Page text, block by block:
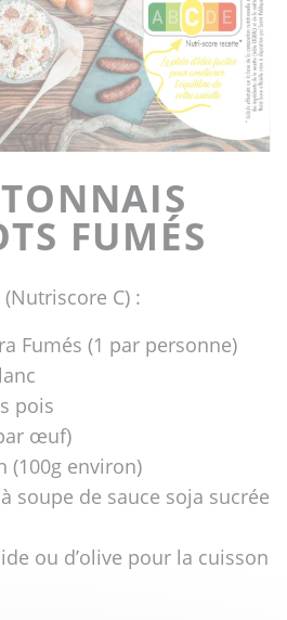
FUMÉS
C) :
Fumés (1 par personne)
pois
œuf)
(100g environ)
soupe de sauce soja sucrée
ou d’olive pour la cuisson